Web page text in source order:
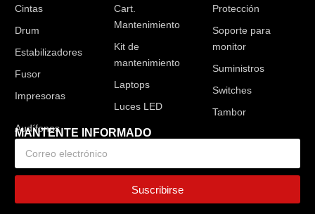
Cintas
Drum
Estabilizadores
Fusor
Impresoras
Cart.
Mantenimiento
Kit de
mantenimiento
Laptops
Luces LED
Protección
Soporte para
monitor
Suministros
Switches
Tambor
MANTENTE INFORMADO
Suscribirse